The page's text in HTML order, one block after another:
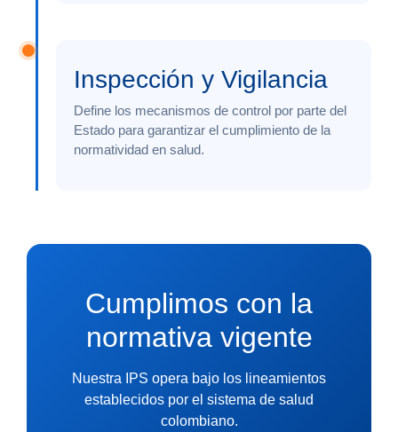
Inspección y Vigilancia
Define los mecanismos de control por parte del
Estado para garantizar el cumplimiento de la
normatividad en salud.
Cumplimos con la
normativa vigente
Nuestra IPS opera bajo los lineamientos
establecidos por el sistema de salud
colombiano.